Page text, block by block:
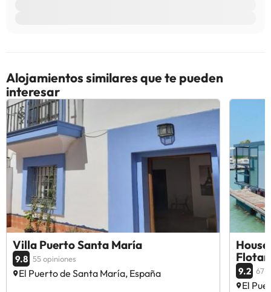
Alojamientos similares que te pueden
interesar
Villa Puerto Santa María
9.8 55 opiniones
El Puerto de Santa María, España 9.2 67
El